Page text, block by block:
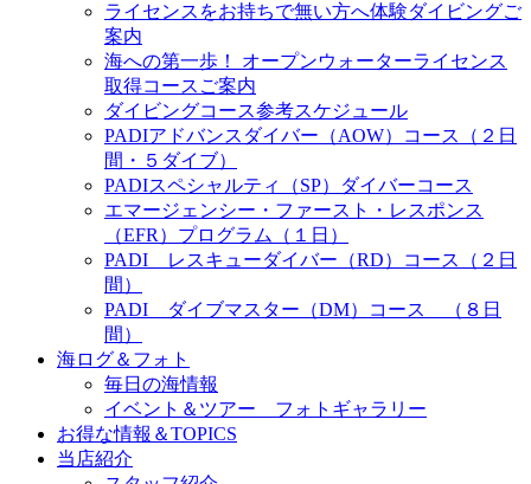
ライセンスをお持ちで無い方へ体験ダイビングご
案内
海への第一歩！ オープンウォーターライセンス
取得コースご案内
ダイビングコース参考スケジュール
PADIアドバンスダイバー（AOW）コース（２日
間・５ダイブ）
PADIスペシャルティ（SP）ダイバーコース
エマージェンシー・ファースト・レスポンス
（EFR）プログラム（１日）
PADI レスキューダイバー（RD）コース（２日
間）
PADI ダイブマスター（DM）コース （８日
間）
海ログ＆フォト
毎日の海情報
イベント＆ツアー フォトギャラリー
お得な情報＆TOPICS
当店紹介